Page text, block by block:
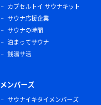
カプセルトイ サウナキット
サウナ応援企業
サウナの時間
泊まってサウナ
銭湯サ活
メンバーズ
サウナイキタイメンバーズ